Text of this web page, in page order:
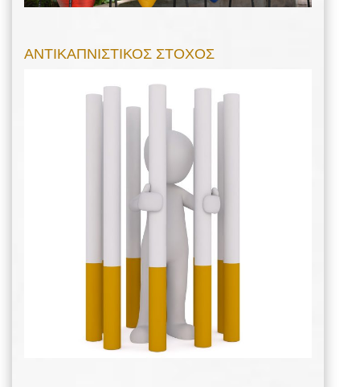
ΑΝΤΙΚΑΠΝΙΣΤΙΚΟΣ ΣΤΟΧΟΣ